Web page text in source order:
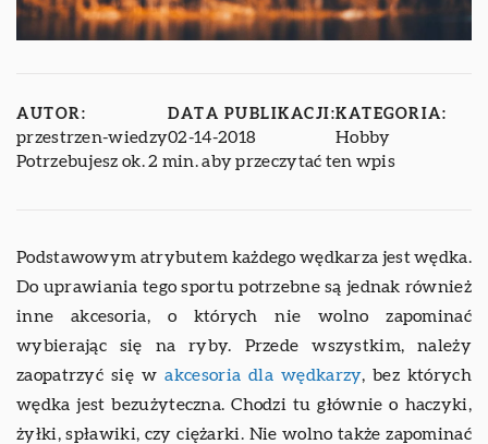
AUTOR:
przestrzen-wiedzy
DATA PUBLIKACJI:
02-14-2018
KATEGORIA:
Hobby
Potrzebujesz ok. 2 min. aby przeczytać ten wpis
Podstawowym atrybutem każdego wędkarza jest wędka.
Do uprawiania tego sportu potrzebne są jednak również
inne akcesoria, o których nie wolno zapominać
wybierając się na ryby. Przede wszystkim, należy
zaopatrzyć się wakcesoria dla wędkarzy, bez których
wędka jest bezużyteczna. Chodzi tu głównie o haczyki,
żyłki, spławiki, czy ciężarki. Nie wolno także zapominać